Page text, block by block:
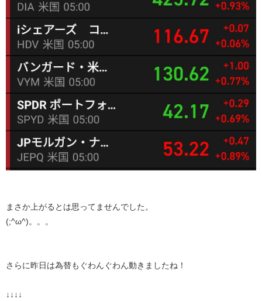
まさか上がるとは思ってませんでした。
(;^ω^)。。。
さらに昨日は為替もぐわんぐわん動きましたね！
↓↓↓↓